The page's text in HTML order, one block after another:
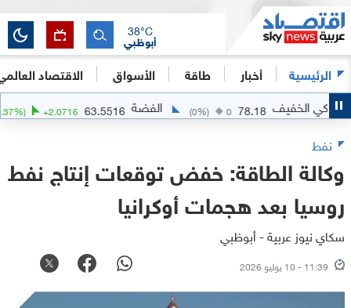
الرئيسية أخبار طاقة الأسواق الاقتصاد
أبوظبي
38°C
الخفيف 78.18
0
( 0%) الفضة 63.5516
+ 2.0716
(+ 3.37%)
نفط
وكالة الطاقة: خفض توقعات إنتاج نفط
روسيا بعد هجمات أوكرانيا
سكاي نيوز عربية - أبوظبي
11:39 - 10 يوليو 2026